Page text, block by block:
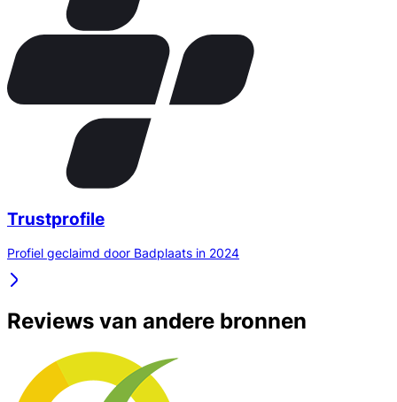
Trustprofile
Profiel geclaimd door Badplaats in 2024
Reviews van andere bronnen